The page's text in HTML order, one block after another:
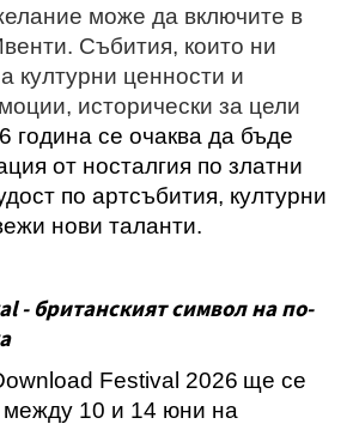
може да включите в
Събития, които ни
културни ценности и
исторически за цели
година се очаква да бъде
от носталгия по златни
по артсъбития, културни
нови таланти.
- британският символ на по-
Festival 2026 ще се
между 10 и 14 юни на